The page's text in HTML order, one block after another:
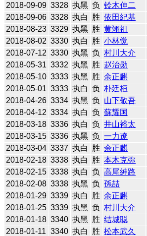
2018-09-09 3328 执黑 负 铃木伸二
2018-09-06 3328 执白 胜 依田紀基
2018-08-23 3329 执黑 胜 黄翊祖
2018-08-02 3330 执白 胜 小林觉
2018-07-12 3330 执黑 负 村川大介
2018-05-31 3332 执黑 胜 赵治勋
2018-05-10 3333 执黑 胜 余正麒
2018-05-01 3333 执白 负 朴廷桓
2018-04-26 3334 执黑 负 山下敬吾
2018-04-12 3334 执白 负 蘇耀国
2018-03-18 3336 执白 负 井山裕太
2018-03-15 3336 执黑 负 一力遼
2018-03-04 3337 执白 胜 余正麒
2018-02-18 3338 执白 胜 本木克弥
2018-02-15 3338 执白 负 高尾紳路
2018-02-08 3338 执黑 负 孫喆
2018-01-29 3339 执白 胜 余正麒
2018-01-25 3339 执黑 负 村川大介
2018-01-18 3340 执黑 胜 结城聪
2018-01-11 3340 执白 胜 松本武久